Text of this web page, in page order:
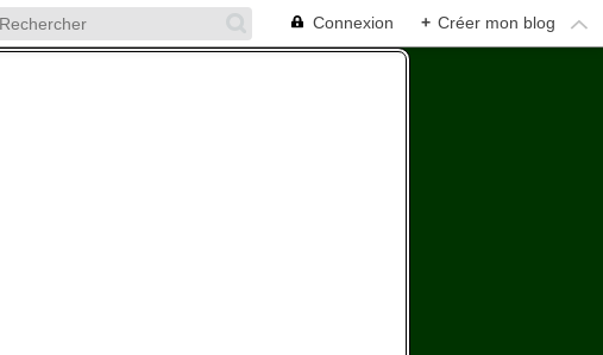
Connexion + Créer mon blog